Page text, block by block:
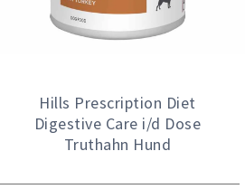
Hills Prescription Diet
Digestive Care i/d Dose
Truthahn Hund